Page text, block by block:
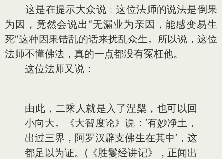
这是在提示大众说：这位法师的说法是倒果
为因，竟然会说出“无漏业为亲因，能感变易生
死”这种因果错乱的话来扰乱众生。所以说，这位
法师不懂佛法，真的一点都没有冤枉他。
这位法师又说：
由此，二乘人就是入了涅槃，也可以回
小向大。《大智度论》说：‘有妙净土，
出过三界，阿罗汉辟支佛生在其中’，这
都足以为证。(《胜鬘经讲记》，正闻出